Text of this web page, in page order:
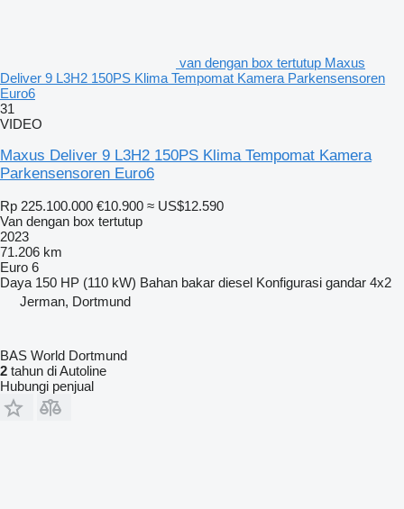
van dengan box tertutup Maxus
Deliver 9 L3H2 150PS Klima Tempomat Kamera Parkensensoren
Euro6
31
VIDEO
Maxus Deliver 9 L3H2 150PS Klima Tempomat Kamera
Parkensensoren Euro6
Rp 225.100.000 €10.900 ≈ US$12.590
Van dengan box tertutup
2023
71.206 km
Euro 6
Daya 150 HP (110 kW) Bahan bakar diesel Konfigurasi gandar 4x2
Jerman, Dortmund
BAS World Dortmund
2 tahun di Autoline
Hubungi penjual